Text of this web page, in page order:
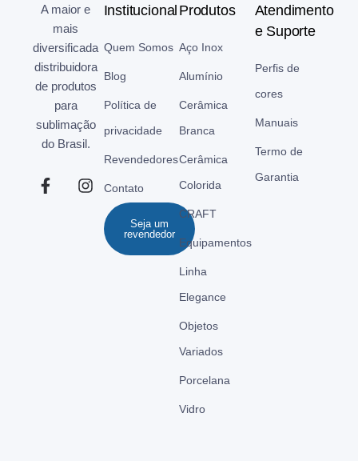
A maior e
mais
diversificada
distribuidora
de produtos
para
sublimação
do Brasil.
Institucional
Quem Somos
Blog
Política de
privacidade
Revendedores
Contato
Seja um
revendedor
Produtos
Aço Inox
Alumínio
Cerâmica
Branca
Cerâmica
Colorida
CRAFT
Equipamentos
Linha
Elegance
Objetos
Variados
Porcelana
Vidro
Atendimento
e Suporte
Perfis de
cores
Manuais
Termo de
Garantia